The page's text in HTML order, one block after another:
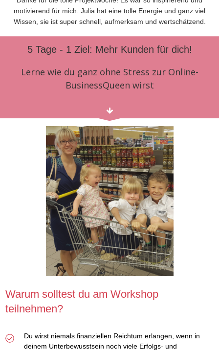
motivierend für mich. Julia hat eine tolle Energie und ganz viel
Wissen, sie ist super schnell, aufmerksam und wertschätzend.
5 Tage - 1 Ziel: Mehr Kunden für dich!
Lerne wie du ganz ohne Stress zur Online-
BusinessQueen wirst
Warum solltest du am Workshop
teilnehmen?
Du wirst niemals finanziellen Reichtum erlangen, wenn in
deinem Unterbewusstsein noch viele Erfolgs- und